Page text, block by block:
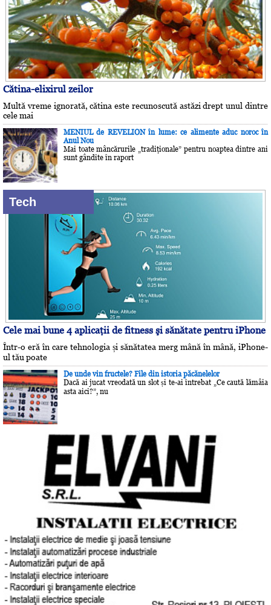
Cătina-elixirul zeilor
Multă vreme ignorată, cătina este recunoscută astăzi drept unul dintre
cele mai
MENIUL de REVELION în lume: ce alimente aduc noroc în
Anul Nou
Mai toate mâncărurile „tradiţionale” pentru noaptea dintre ani
sunt gândite în raport
Tech
Cele mai bune 4 aplicaţii de fitness şi sănătate pentru iPhone
Într-o eră în care tehnologia și sănătatea merg mână în mână, iPhone-
ul tău poate
De unde vin fructele? File din istoria păcănelelor
Dacă ai jucat vreodată un slot și te-ai întrebat „Ce caută lămâia
asta aici?”, nu